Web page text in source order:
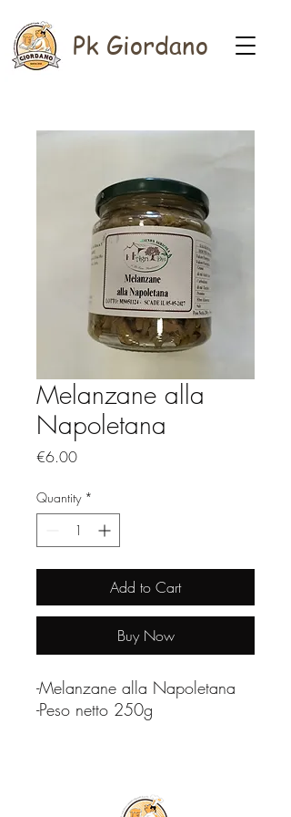
Pk Giordano
Melanzane alla
Napoletana
€6.00Price
Quantity *
Add to Cart
Buy Now
-Melanzane alla Napoletana
-Peso netto 250g